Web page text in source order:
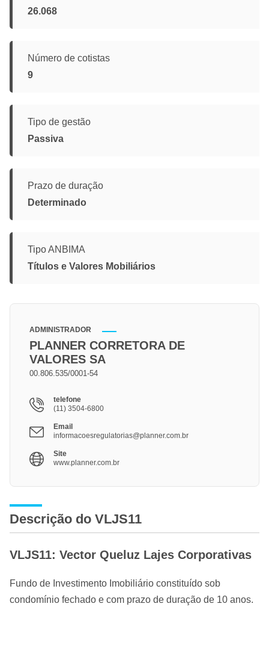
26.068
Número de cotistas
9
Tipo de gestão
Passiva
Prazo de duração
Determinado
Tipo ANBIMA
Títulos e Valores Mobiliários
ADMINISTRADOR
PLANNER CORRETORA DE
VALORES SA
00.806.535/0001-54
telefone
(11) 3504-6800
Email
informacoesregulatorias@planner.com.br
Site
www.planner.com.br
Descrição do VLJS11
VLJS11: Vector Queluz Lajes Corporativas
Fundo de Investimento Imobiliário constituído sob
condomínio fechado e com prazo de duração de 10 anos.